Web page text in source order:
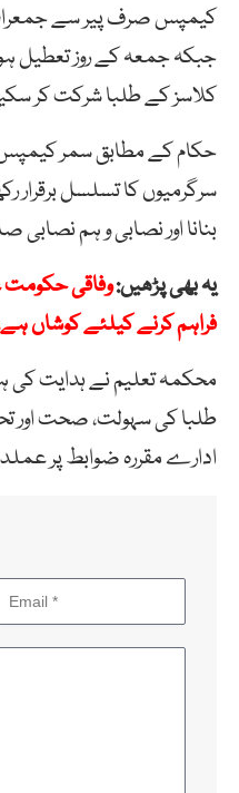
کیمپس صرف پیر سے
جبکہ جمعہ کے روز تعطیل
کلاسز کے طلبا شرکت کر
حکام کے مطابق سمر
سرگرمیوں کا تسلسل برقرار
بنانا اور نصابی و ہم نصابی
یہ بھی پڑھیں:وفاقی حکومت
فراہم کرنے کیلئے کوشاں
محکمہ تعلیم نے ہدایت
طلبا کی سہولت، صحت اور
ادارے مقررہ ضوابط پر